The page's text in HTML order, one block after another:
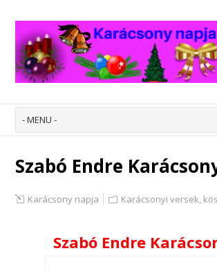
Szabó Endre
Karácsony napja Karácsonyi versek,
Szabó Endre